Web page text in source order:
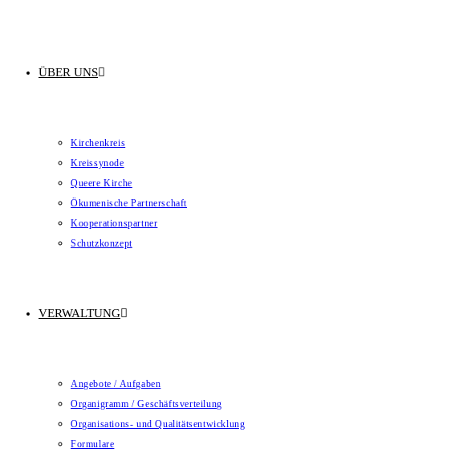
ÜBER UNS
Kirchenkreis
Kreissynode
Queere Kirche
Ökumenische Partnerschaft
Kooperationspartner
Schutzkonzept
VERWALTUNG
Angebote / Aufgaben
Organigramm / Geschäftsverteilung
Organisations- und Qualitätsentwicklung
Formulare